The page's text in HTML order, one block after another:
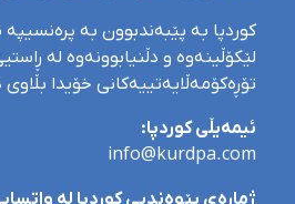
کوردپا بە پێبەندبوون بە
لێکۆڵینەوە و دڵنیابوونەوە لە
تۆڕەکۆمەڵایەتییەکانی خۆیدا
ئیمەیڵی کوردپا:
info@kurdpa.com